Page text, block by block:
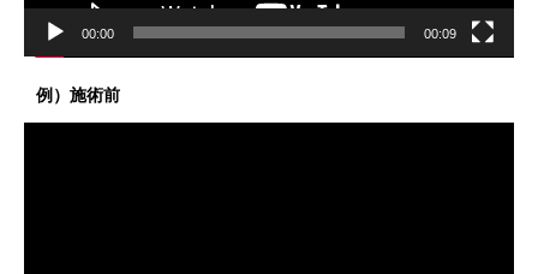
00:00 00:09
例）施術前